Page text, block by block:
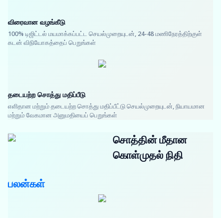
விரைவான வழங்கீடு
100% டிஜிட்டல் மயமாக்கப்பட்ட செயல்முறையுடன், 24-48 மணிநேரத்திற்குள்
கடன் விநியோகத்தைப் பெறுங்கள்
தடையற்ற சொத்து மதிப்பீடு
எளிதான மற்றும் தடையற்ற சொத்து மதிப்பீட்டு செயல்முறையுடன், நியாயமான
மற்றும் வேகமான அனுமதியைப் பெறுங்கள்
சொத்தின் மீதான
கொள்முதல் நிதி
பலன்கள்